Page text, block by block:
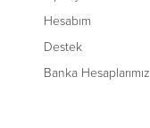
Hesabım
Destek
Banka Hesaplarımız